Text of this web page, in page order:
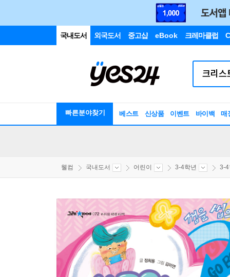
국내도서 외국도서 중고샵 eBook 크레마클럽
빠른분야찾기 베스트 신상품 이벤트 바이백 매
웰컴 국내도서 어린이 3-4학년 3-4